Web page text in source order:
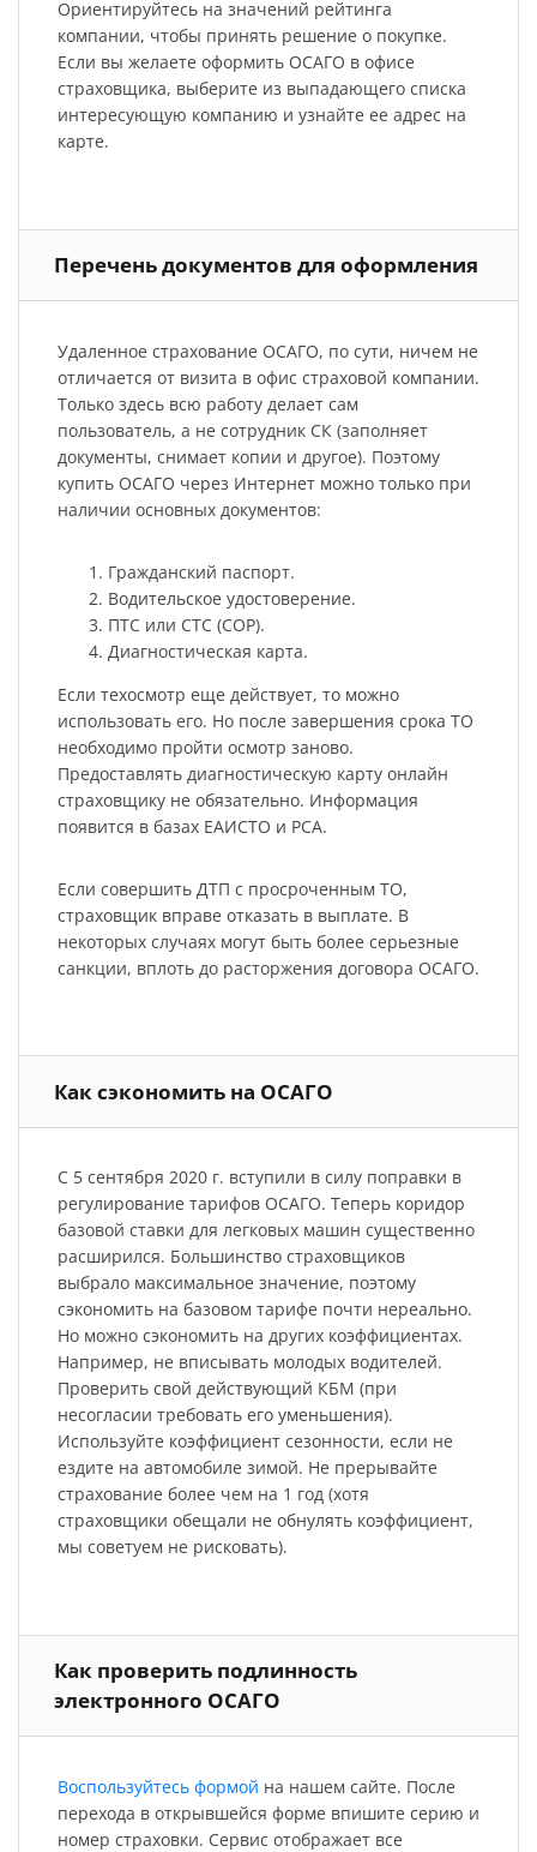
Ориентируйтесь на значений рейтинга
компании, чтобы принять решение о покупке.
Если вы желаете оформить ОСАГО в офисе
страховщика, выберите из выпадающего списка
интересующую компанию и узнайте ее адрес на
карте.
Перечень документов для оформления
Удаленное страхование ОСАГО, по сути, ничем не
отличается от визита в офис страховой компании.
Только здесь всю работу делает сам
пользователь, а не сотрудник СК (заполняет
документы, снимает копии и другое). Поэтому
купить ОСАГО через Интернет можно только при
наличии основных документов:
Гражданский паспорт.
Водительское удостоверение.
ПТС или СТС (СОР).
Диагностическая карта.
Если техосмотр еще действует, то можно
использовать его. Но после завершения срока ТО
необходимо пройти осмотр заново.
Предоставлять диагностическую карту онлайн
страховщику не обязательно. Информация
появится в базах ЕАИСТО и РСА.
Если совершить ДТП с просроченным ТО,
страховщик вправе отказать в выплате. В
некоторых случаях могут быть более серьезные
санкции, вплоть до расторжения договора ОСАГО.
Как сэкономить на ОСАГО
С 5 сентября 2020 г. вступили в силу поправки в
регулирование тарифов ОСАГО. Теперь коридор
базовой ставки для легковых машин существенно
расширился. Большинство страховщиков
выбрало максимальное значение, поэтому
сэкономить на базовом тарифе почти нереально.
Но можно сэкономить на других коэффициентах.
Например, не вписывать молодых водителей.
Проверить свой действующий КБМ (при
несогласии требовать его уменьшения).
Используйте коэффициент сезонности, если не
ездите на автомобиле зимой. Не прерывайте
страхование более чем на 1 год (хотя
страховщики обещали не обнулять коэффициент,
мы советуем не рисковать).
Как проверить подлинность
электронного ОСАГО
Воспользуйтесь формой на нашем сайте. После
перехода в открывшейся форме впишите серию и
номер страховки. Сервис отображает все